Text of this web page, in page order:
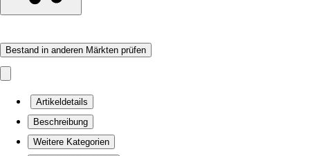
Bestand in anderen Märkten prüfen
Artikeldetails
Beschreibung
Weitere Kategorien